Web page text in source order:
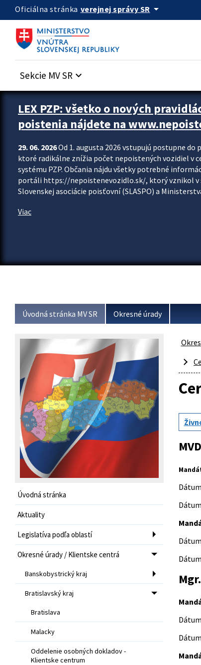
Preskocit na hlavný obsah
Oficiálna stránka verejnej správy SR arrow_drop_down
Sekcie MV SR keyboard_arrow_down
Zastavit automatický posun upútavok
LEX PZP: všetko o nových
poistenia nájdete na
29. 06. 2026Od 1. augusta 2026 vstupujú postupne
ktoré radikálne znížia počet nepoistených vozidiel v
systému PZP. Občania nájdu všetky potrebné
portáli https://nepoistenevozidlo.sk/, ktorý vznikol v
Slovenskej asociácie poisťovní (SLASPO) a
Viac
Úvodná stránka MV SR Okresné úrady
Úvodná stránka
Aktuality
Legislatíva podľa oblastí
Okresné úrady / Klientske centrá
Banskobystrický kraj
Bratislavský kraj
Bratislava
Malacky
Oddelenie osobných dokladov -
Klientske centrum